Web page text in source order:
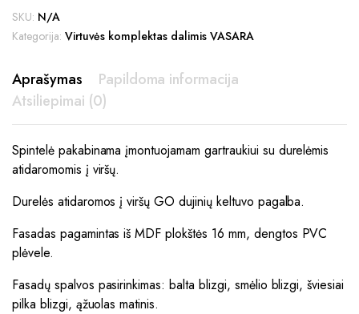
SKU: N/A
Kategorija: Virtuvės komplektas dalimis VASARA
Aprašymas
Papildoma informacija
Atsiliepimai (0)
Spintelė pakabinama įmontuojamam gartraukiui su durelėmis
atidaromomis į viršų.
Durelės atidaromos į viršų GO dujinių keltuvo pagalba.
Fasadas pagamintas iš MDF plokštės 16 mm, dengtos PVC
plėvele.
Fasadų spalvos pasirinkimas: balta blizgi, smėlio blizgi, šviesiai
pilka blizgi, ąžuolas matinis.